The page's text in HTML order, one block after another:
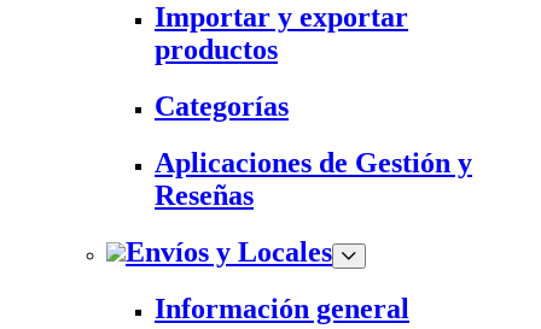
Importar y exportar
productos
Categorías
Aplicaciones de Gestión y
Reseñas
Envíos y Locales
Información general